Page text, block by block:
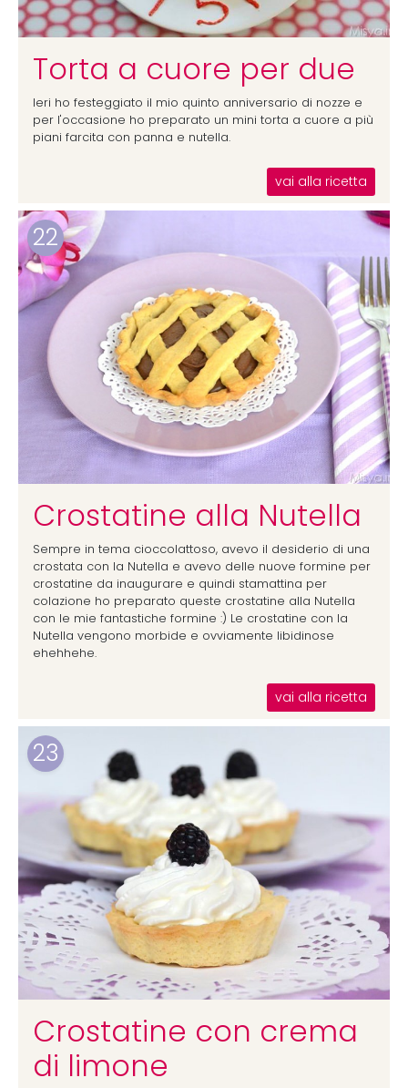
Torta a cuore per due
Ieri ho festeggiato il mio quinto anniversario di nozze e
per l'occasione ho preparato un mini torta a cuore a più
piani farcita con panna e nutella.
vai alla ricetta
22
Crostatine alla Nutella
Sempre in tema cioccolattoso, avevo il desiderio di una
crostata con la Nutella e avevo delle nuove formine per
crostatine da inaugurare e quindi stamattina per
colazione ho preparato queste crostatine alla Nutella
con le mie fantastiche formine :) Le crostatine con la
Nutella vengono morbide e ovviamente libidinose
ehehhehe.
vai alla ricetta
23
Crostatine con crema
di limone